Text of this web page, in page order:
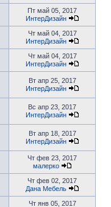
Пт май 05, 2017
ИнтерДизайн
Чт май 04, 2017
ИнтерДизайн
Чт май 04, 2017
ИнтерДизайн
Вт апр 25, 2017
ИнтерДизайн
Вс апр 23, 2017
ИнтерДизайн
Вт апр 18, 2017
ИнтерДизайн
Чт фев 23, 2017
малерко
Чт фев 02, 2017
Дана Мебель
Чт янв 05, 2017